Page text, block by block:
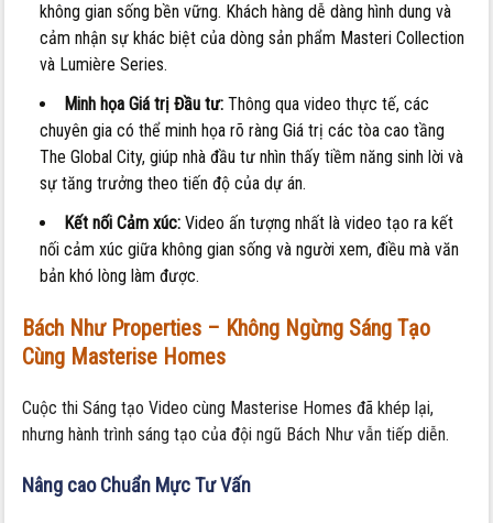
không gian sống bền vững. Khách hàng dễ dàng hình dung và
cảm nhận sự khác biệt của dòng sản phẩm Masteri Collection
và Lumière Series.
Minh họa Giá trị Đầu tư: Thông qua video thực tế, các
chuyên gia có thể minh họa rõ ràng Giá trị các tòa cao tầng
The Global City, giúp nhà đầu tư nhìn thấy tiềm năng sinh lời và
sự tăng trưởng theo tiến độ của dự án.
Kết nối Cảm xúc: Video ấn tượng nhất là video tạo ra kết
nối cảm xúc giữa không gian sống và người xem, điều mà văn
bản khó lòng làm được.
Bách Như Properties – Không Ngừng Sáng Tạo
Cùng Masterise Homes
Cuộc thi Sáng tạo Video cùng Masterise Homes đã khép lại,
nhưng hành trình sáng tạo của đội ngũ Bách Như vẫn tiếp diễn.
Nâng cao Chuẩn Mực Tư Vấn